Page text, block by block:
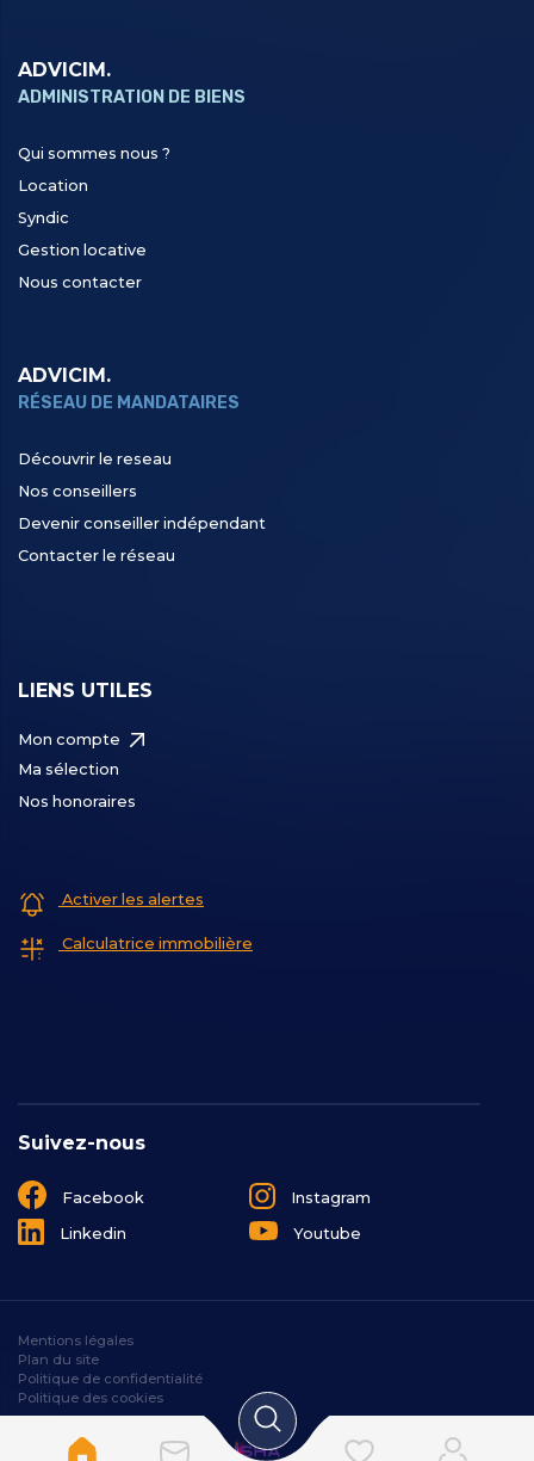
ADVICIM.
ADMINISTRATION DE BIENS
Qui sommes nous ?
Location
Syndic
Gestion locative
Nous contacter
ADVICIM.
RÉSEAU DE MANDATAIRES
Découvrir le reseau
Nos conseillers
Devenir conseiller indépendant
Contacter le réseau
Suivez-nous
Facebook
Instagram
Linkedin
Youtube
LIENS UTILES
Mon compte
Ma sélection
Nos honoraires
Activer les alertes
Calculatrice immobilière
Mentions légales
Plan du site
Politique de confidentialité
Politique des cookies
Designé et développé par